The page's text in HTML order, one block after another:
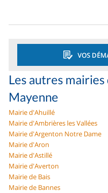
VOS
Les autres
Mayenne
Mairie d'Ahuillé
Mairie d'Ambrières les Vallées
Mairie d'Argenton Notre Dame
Mairie d'Aron
Mairie d'Astillé
Mairie d'Averton
Mairie de Bais
Mairie de Bannes